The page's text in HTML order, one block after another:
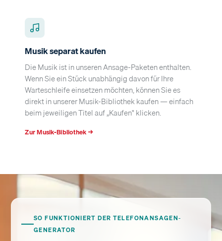
Musik separat kaufen
Die Musik ist in unseren Ansage-Paketen enthalten.
Wenn Sie ein Stück unabhängig davon für Ihre
Warteschleife einsetzen möchten, können Sie es
direkt in unserer Musik-Bibliothek kaufen — einfach
beim jeweiligen Titel auf „Kaufen" klicken.
Zur Musik-Bibliothek →
SO FUNKTIONIERT DER TELEFONANSAGEN-
GENERATOR